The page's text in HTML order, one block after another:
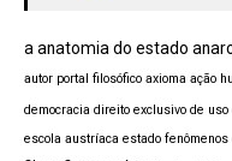
a anatomia do estado
autor portal filosófico axioma ação
democracia direito exclusivo de uso
escola austríaca estado fenômenos